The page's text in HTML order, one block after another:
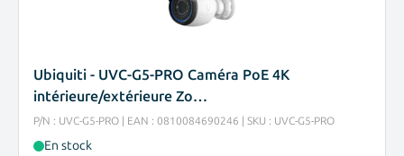
Ubiquiti - UVC-G5-PRO Caméra PoE 4K
intérieure/extérieure Zo…
P/N : UVC-G5-PRO | EAN : 0810084690246 | SKU : UVC-G5-PRO
En stock